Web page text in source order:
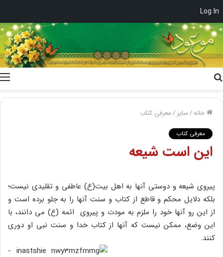
Log In
خانه/سایر /معرفی کتاب
معرفی کتاب
این است شیعه
پیروی شیعه و دوستی آنها به اهل بیت(ع) عاطفی و تقلیدی نیست؛
بلکه دلایل محکم و قاطع از کتاب و سنت آنها را به جلو برده است و
از این رو آنها خود را ملزم به مودت و پیروی ائمه (ع) می دانند، با
این وضع، ممکن نیست که آنها از کتاب خدا و سنت نبی او دوری
کنند.